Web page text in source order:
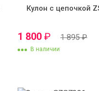
Кулон с цепочкой
1 800 ₽ 1 895₽
В наличии